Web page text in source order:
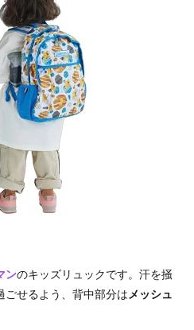
ンのキッズリュックです。汗を掻
ごせるよう、背中部分はメッシュ